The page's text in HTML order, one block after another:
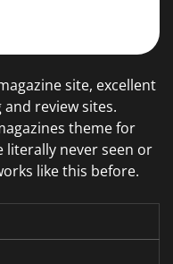
site, excellent
review sites.
theme for
literally never seen or
like this before.